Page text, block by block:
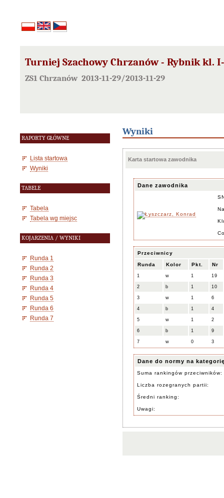
Turniej Szachowy Chrzanów - Rybnik kl.
ZS1 Chrzanów 2013-11-29/2013-11-29
RAPORTY GŁÓWNE
Lista startowa
Wyniki
TABELE
Tabela
Tabela wg miejsc
KOJARZENIA / WYNIKI
Runda 1
Runda 2
Runda 3
Runda 4
Runda 5
Runda 6
Runda 7
Wyniki
Karta startowa zawodnika
Dane zawodnika
Przeciwnicy
Runda Kolor Pkt. Nr
1 w 1 19
2 b 1 10
3 w 1 6
4 b 1 4
5 w 1 2
6 b 1 9
7 w 0 3
Dane do normy na
Suma rankingów przeciwników:
Liczba rozegranych partii:
Średni ranking:
Uwagi: